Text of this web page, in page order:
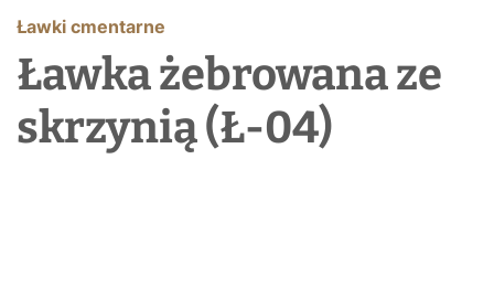
Ławki cmentarne
Ławka żebrowana ze
skrzynią (Ł-04)